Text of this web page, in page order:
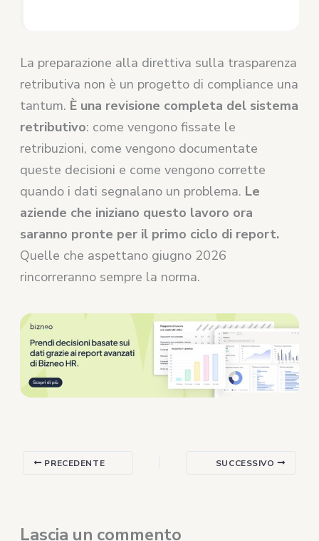
La preparazione alla direttiva sulla trasparenza
retributiva non è un progetto di compliance una
tantum. È una revisione completa del sistema
retributivo: come vengono fissate le
retribuzioni, come vengono documentate
queste decisioni e come vengono corrette
quando i dati segnalano un problema. Le
aziende che iniziano questo lavoro ora
saranno pronte per il primo ciclo di report.
Quelle che aspettano giugno 2026
rincorreranno sempre la norma.
PRECEDENTE SUCCESSIVO
Lascia un commento